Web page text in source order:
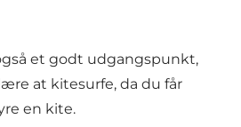
et godt udgangspunkt,
at kitesurfe, da du får
en kite.